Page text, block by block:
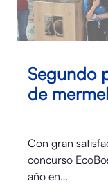
Segundo
de
Con gran
concurso
año en…